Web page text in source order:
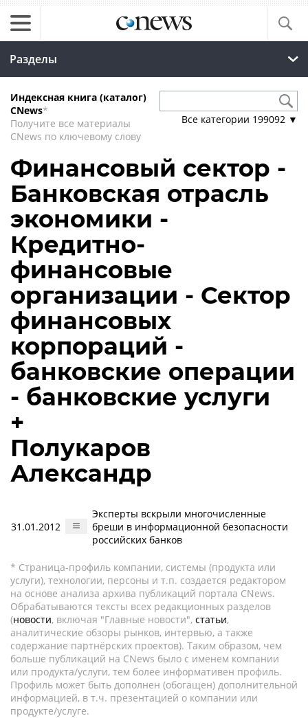
Разделы
Индексная книга (каталог)
CNews*
Получите все материалы
CNews по ключевому слову
Все категории 199092 ▼
Финансовый сектор -
Банковская отрасль
экономики -
Кредитно-
финансовые
организации - Сектор
финансовых
корпораций -
банковские операции
- банковские услуги
+
Полукаров
Александр
31.01.2012
Эксперты вскрыли многочисленные
бреши в информационной безопасности
российских банков
* Страница-профиль компании, системы (продукта или
услуги), технологии, персоны и т.п. создается редактором
на основе анализа архива публикаций портала CNews.
Обрабатываются тексты всех редакционных разделов
(новости, включая "Главные новости", статьи,
аналитические обзоры рынков, интервью, а также
содержание партнёрских проектов). Таким образом, чем
больше публикаций на CNews было с именем компании
или продукта/услуги, тем более информативен профиль.
Профиль может быть дополнен (обогащен) дополнительной
информацией, в т.ч. презентацией о компании или
продукте/услуге.